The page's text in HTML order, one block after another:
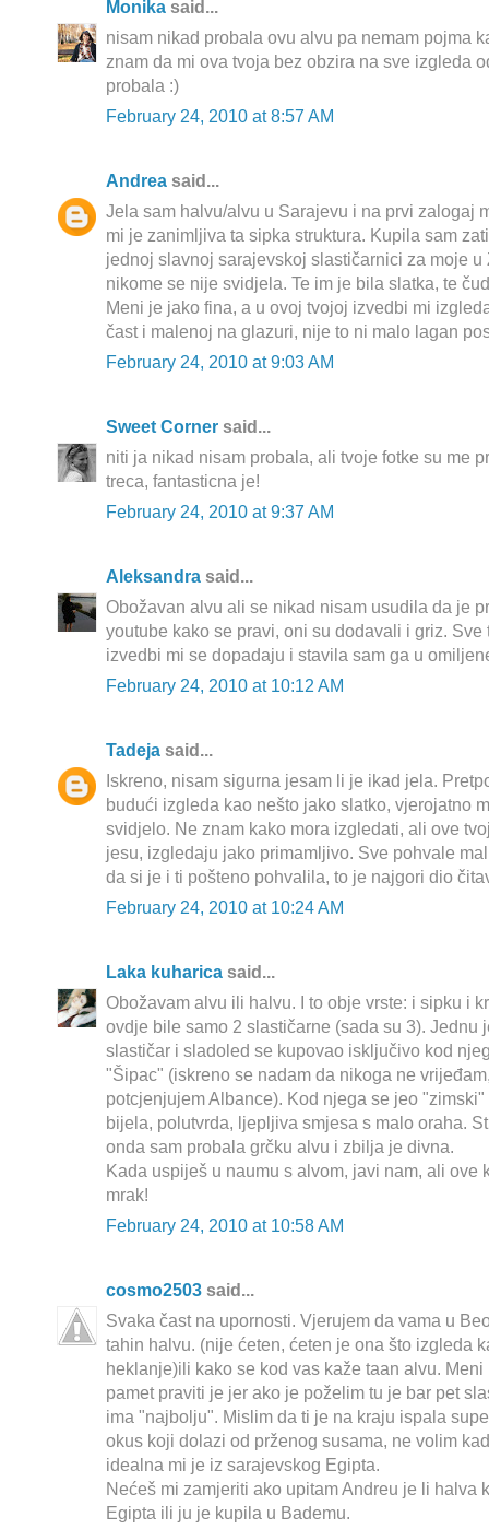
Monika said...
nisam nikad probala ovu alvu pa nemam pojma
znam da mi ova tvoja bez obzira na sve izgleda
probala :)
February 24, 2010 at 8:57 AM
Andrea said...
Jela sam halvu/alvu u Sarajevu i na prvi zalogaj
mi je zanimljiva ta sipka struktura. Kupila sam
jednoj slavnoj sarajevskoj slastičarnici za moje u
nikome se nije svidjela. Te im je bila slatka, te
Meni je jako fina, a u ovoj tvojoj izvedbi mi
čast i malenoj na glazuri, nije to ni malo lagan
February 24, 2010 at 9:03 AM
Sweet Corner said...
niti ja nikad nisam probala, ali tvoje fotke su me
treca, fantasticna je!
February 24, 2010 at 9:37 AM
Aleksandra said...
Obožavan alvu ali se nikad nisam usudila da je
youtube kako se pravi, oni su dodavali i griz. Sve
izvedbi mi se dopadaju i stavila sam ga u
February 24, 2010 at 10:12 AM
Tadeja said...
Iskreno, nisam sigurna jesam li je ikad jela.
budući izgleda kao nešto jako slatko, vjerojatno
svidjelo. Ne znam kako mora izgledati, ali ove
jesu, izgledaju jako primamljivo. Sve pohvale
da si je i ti pošteno pohvalila, to je najgori dio
February 24, 2010 at 10:24 AM
Laka kuharica said...
Obožavam alvu ili halvu. I to obje vrste: i sipku i
ovdje bile samo 2 slastičarne (sada su 3). Jednu
slastičar i sladoled se kupovao isključivo kod
"Šipac" (iskreno se nadam da nikoga ne
potcjenjujem Albance). Kod njega se jeo
bijela, polutvrda, ljepljiva smjesa s malo oraha.
onda sam probala grčku alvu i zbilja je divna.
Kada uspiješ u naumu s alvom, javi nam, ali ove
mrak!
February 24, 2010 at 10:58 AM
cosmo2503 said...
Svaka čast na upornosti. Vjerujem da vama u
tahin halvu. (nije ćeten, ćeten je ona što izgleda
heklanje)ili kako se kod vas kaže taan alvu.
pamet praviti je jer ako je poželim tu je bar pet
ima "najbolju". Mislim da ti je na kraju ispala
okus koji dolazi od prženog susama, ne volim
idealna mi je iz sarajevskog Egipta.
Nećeš mi zamjeriti ako upitam Andreu je li halva
Egipta ili ju je kupila u Bademu.